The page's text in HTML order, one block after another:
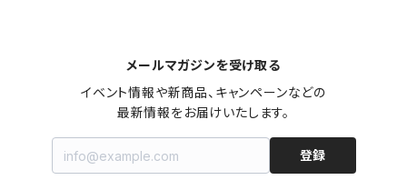
メールマガジンを受け取る
イベント情報や新商品、キャンペーンなどの
最新情報をお届けいたします。
登録